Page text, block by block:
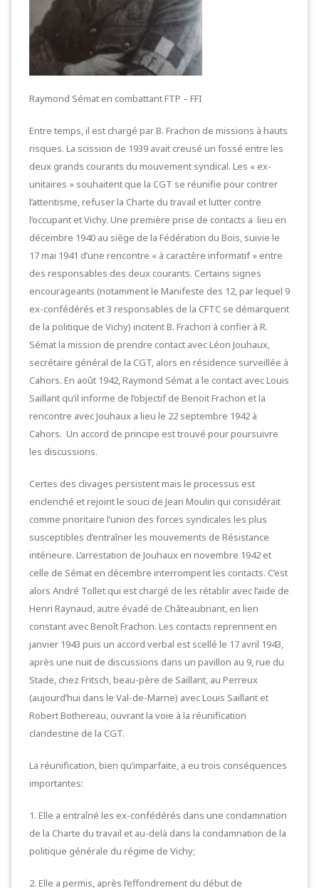
Raymond Sémat en combattant FTP – FFI
Entre temps, il est chargé par B. Frachon de missions à hauts
risques. La scission de 1939 avait creusé un fossé entre les
deux grands courants du mouvement syndical. Les « ex-
unitaires » souhaitent que la CGT se réunifie pour contrer
l’attentisme, refuser la Charte du travail et lutter contre
l’occupant et Vichy. Une première prise de contacts a lieu en
décembre 1940 au siège de la Fédération du Bois, suivie le
17 mai 1941 d’une rencontre « à caractère informatif » entre
des responsables des deux courants. Certains signes
encourageants (notamment le Manifeste des 12, par lequel 9
ex-confédérés et 3 responsables de la CFTC se démarquent
de la politique de Vichy) incitent B. Frachon à confier à R.
Sémat la mission de prendre contact avec Léon Jouhaux,
secrétaire général de la CGT, alors en résidence surveillée à
Cahors. En août 1942, Raymond Sémat a le contact avec Louis
Saillant qu’il informe de l’objectif de Benoit Frachon et la
rencontre avec Jouhaux a lieu le 22 septembre 1942 à
Cahors. Un accord de principe est trouvé pour poursuivre
les discussions.
Certes des clivages persistent mais le processus est
enclenché et rejoint le souci de Jean Moulin qui considérait
comme prioritaire l’union des forces syndicales les plus
susceptibles d’entraîner les mouvements de Résistance
intérieure. L’arrestation de Jouhaux en novembre 1942 et
celle de Sémat en décembre interrompent les contacts. C’est
alors André Tollet qui est chargé de les rétablir avec l’aide de
Henri Raynaud, autre évadé de Châteaubriant, en lien
constant avec Benoît Frachon. Les contacts reprennent en
janvier 1943 puis un accord verbal est scellé le 17 avril 1943,
après une nuit de discussions dans un pavillon au 9, rue du
Stade, chez Fritsch, beau-père de Saillant, au Perreux
(aujourd’hui dans le Val-de-Marne) avec Louis Saillant et
Robert Bothereau, ouvrant la voie à la réunification
clandestine de la CGT.
La réunification, bien qu’imparfaite, a eu trois conséquences
importantes:
1. Elle a entraîné les ex-confédérés dans une condamnation
de la Charte du travail et au-delà dans la condamnation de la
politique générale du régime de Vichy;
2. Elle a permis, après l’effondrement du début de